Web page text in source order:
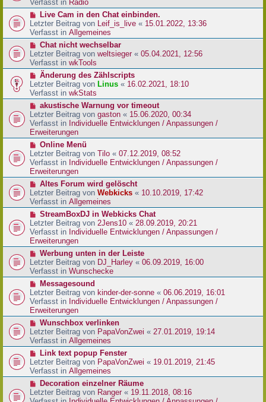
e
r
B
e
t
r
a
g
Verfasst in Radio
N
e
u
e
r
B
e
t
r
a
g
Live Cam in den Chat einbinden.
Letzter Beitrag von Leif_is_live « 15.01.2022, 13:36
Verfasst in Allgemeines
N
e
u
e
r
B
e
t
r
a
g
Chat nicht wechselbar
Letzter Beitrag von weltsieger « 05.04.2021, 12:56
Verfasst in wkTools
N
e
u
e
r
B
e
i
r
a
g
Änderung des Zählscripts
Letzter Beitrag von Linus « 16.02.2021, 18:10
Verfasst in wkStats
N
e
u
e
r
B
e
i
t
a
g
akustische Warnung vor timeout
Letzter Beitrag von gaston « 15.06.2020, 00:34
Verfasst in Individuelle Entwicklungen / Anpassungen /
Erweiterungen
N
e
u
e
r
B
e
i
r
a
g
Online Menü
Letzter Beitrag von Tilo « 07.12.2019, 08:52
Verfasst in Individuelle Entwicklungen / Anpassungen /
Erweiterungen
N
e
u
e
r
B
e
i
r
a
g
Altes Forum wird gelöscht
Letzter Beitrag von Webkicks « 10.10.2019, 17:42
Verfasst in Allgemeines
N
e
u
e
r
B
e
i
r
a
g
StreamBoxDJ in Webkicks Chat
Letzter Beitrag von 2Jens10 « 28.09.2019, 20:21
Verfasst in Individuelle Entwicklungen / Anpassungen /
Erweiterungen
N
e
u
e
r
B
e
i
r
a
g
Werbung unten in der Leiste
Letzter Beitrag von DJ_Harley « 06.09.2019, 16:00
Verfasst in Wunschecke
N
e
u
e
r
B
e
i
r
a
g
Messagesound
Letzter Beitrag von kinder-der-sonne « 06.06.2019, 16:01
Verfasst in Individuelle Entwicklungen / Anpassungen /
Erweiterungen
N
e
u
e
r
B
e
t
Wunschbox verlinken
Letzter Beitrag von PapaVonZwei « 27.01.2019, 19:14
Verfasst in Allgemeines
N
e
u
e
r
B
Link text popup Fenster
Letzter Beitrag von PapaVonZwei « 19.01.2019, 21:45
Verfasst in Allgemeines
N
e
Decoration einzelner Räume
Letzter Beitrag von Ranger « 19.11.2018, 08:16